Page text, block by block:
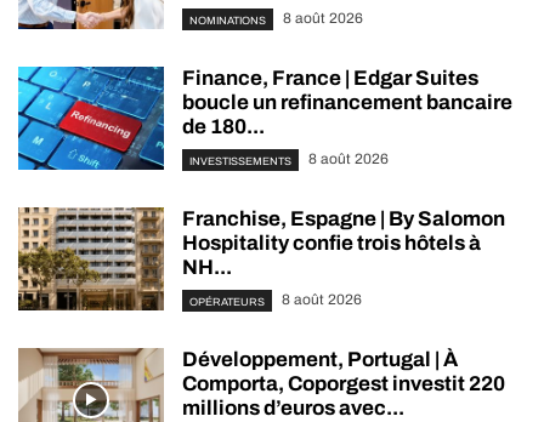
NOMINATIONS 8 août 2026
Finance, France | Edgar Suites
boucle un refinancement bancaire
de 180...
INVESTISSEMENTS 8 août 2026
Franchise, Espagne | By Salomon
Hospitality confie trois hôtels à
NH...
OPÉRATEURS 8 août 2026
Développement, Portugal | À
Comporta, Coporgest investit 220
millions d’euros avec...